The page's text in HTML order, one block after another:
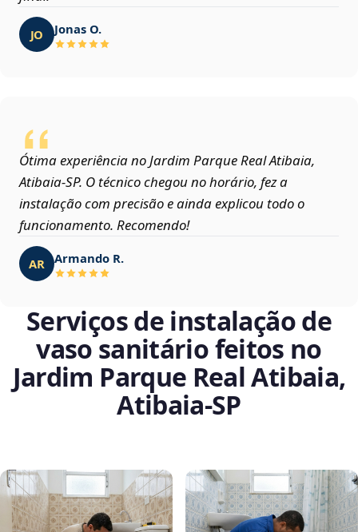
JO Jonas O.
Ótima experiência no Jardim Parque Real Atibaia,
Atibaia‑SP. O técnico chegou no horário, fez a
instalação com precisão e ainda explicou todo o
funcionamento. Recomendo!
AR Armando R.
Serviços de instalação de
vaso sanitário feitos no
Jardim Parque Real Atibaia,
Atibaia‑SP